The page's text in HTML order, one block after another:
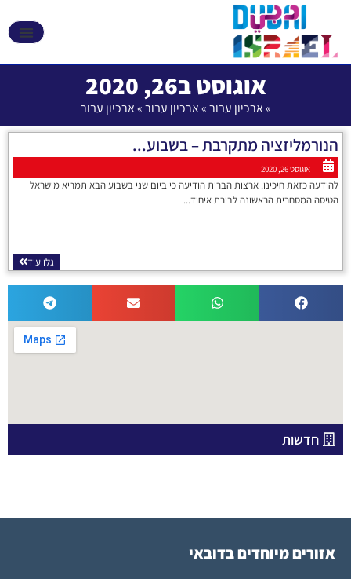
אוגוסט ב26, 2020
»ארכיון עבור»ארכיון עבור»ארכיון עבור
הנורמליזציה מתקרבת – בשבוע...
אוגוסט 26, 2020
להודעה כזאת חיכינו. ארצות הברית הודיעה כי ביום שני בשבוע הבא תמריא מישראל
הטיסה המסחרית הראשונה לבירת איחוד...
גלו עוד
חדשות
אזורים מיוחדים בדובאי